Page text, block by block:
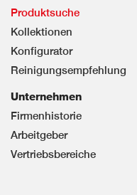
Produktsuche
Kollektionen
Konfigurator
Reinigungsempfehlung
Unternehmen
Firmenhistorie
Arbeitgeber
Vertriebsbereiche